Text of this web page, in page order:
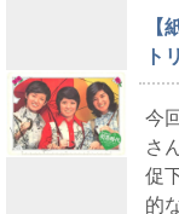
ト
今
さ
促
的